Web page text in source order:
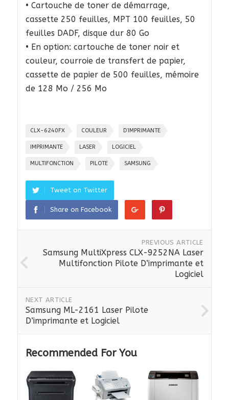
• Cartouche de toner de démarrage,
cassette 250 feuilles, MPT 100 feuilles, 50
feuilles DADF, disque dur 80 Go
• En option: cartouche de toner noir et
couleur, courroie de transfert de papier,
cassette de papier de 500 feuilles, mémoire
de 128 Mo / 256 Mo
CLX-6240FX COULEUR D’IMPRIMANTE
IMPRIMANTE LASER LOGICIEL
MULTIFONCTION PILOTE SAMSUNG
Tweet on Twitter
Share on Facebook
PREVIOUS ARTICLE
Samsung MultiXpress CLX-9252NA Laser
Multifonction Pilote D’imprimante et
Logiciel
NEXT ARTICLE
Samsung ML-2161 Laser Pilote
D’imprimante et Logiciel
Recommended For You